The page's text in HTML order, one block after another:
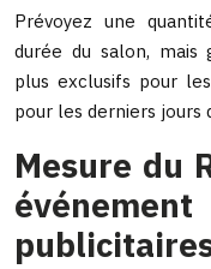
Prévoyez une
durée du salon, mais
plus exclusifs pour
pour les derniers jours
Mesure du